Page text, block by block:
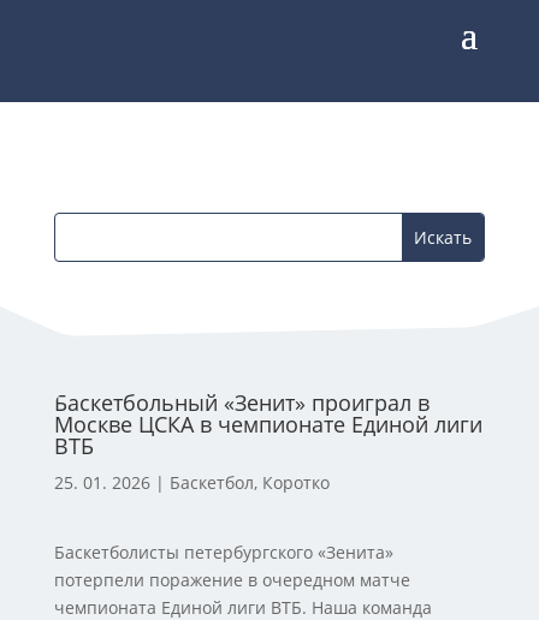
Баскетбольный «Зенит» проиграл в
Москве ЦСКА в чемпионате Единой лиги
ВТБ
25. 01. 2026| Баскетбол, Коротко
Баскетболисты петербургского «Зенита»
потерпели поражение в очередном матче
чемпионата Единой лиги ВТБ. Наша команда